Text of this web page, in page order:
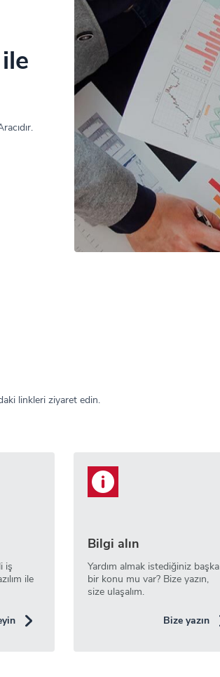
linkleri ziyaret edin.
iş
ile
Bilgi alın
Yardım almak istediğiniz başka
bir konu mu var? Bize yazın,
size ulaşalım.
Bize yazın